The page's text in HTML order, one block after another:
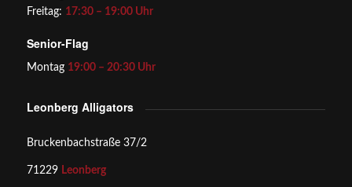
Freitag: 17:30 – 19:00 Uhr
Senior-Flag
Montag 19:00 – 20:30 Uhr
Leonberg Alligators
Bruckenbachstraße 37/2
71229 Leonberg